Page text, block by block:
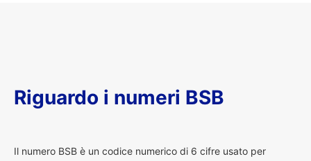
Riguardo i numeri BSB
Il numero BSB è un codice numerico di 6 cifre usato per